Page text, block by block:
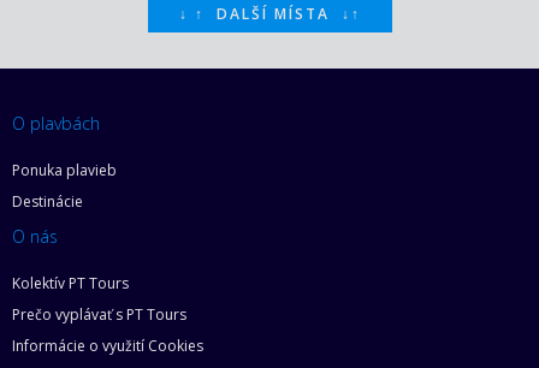
↓ ↑ DALŠÍ MÍSTA ↓ ↑
O plavbách
Ponuka plavieb
Destinácie
O nás
Kolektív PT Tours
Prečo vyplávať s PT Tours
Informácie o využití Cookies